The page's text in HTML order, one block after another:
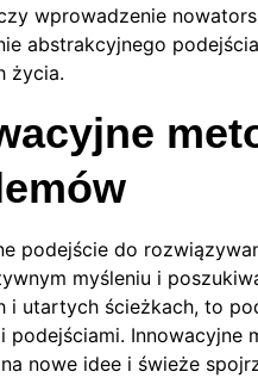
wprowadzenie
abstrakcyjnego
życia.
podejście do
myśleniu i
i utartych ścieżkach, to
i podejściami.
nowe idee i świeże